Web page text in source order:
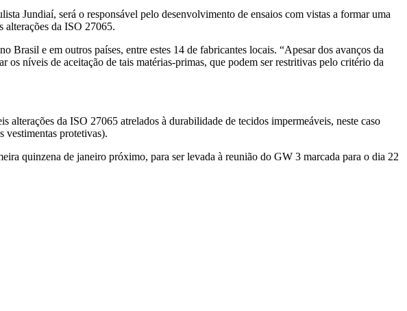
Jundiaí, será o responsável pelo desenvolvimento de ensaios com vistas a formar uma
alterações da ISO 27065.
e em outros países, entre estes 14 de fabricantes locais. “Apesar dos avanços da
níveis de aceitação de tais matérias-primas, que podem ser restritivas pelo critério da
da ISO 27065 atrelados à durabilidade de tecidos impermeáveis, neste caso
vestimentas protetivas).
quinzena de janeiro próximo, para ser levada à reunião do GW 3 marcada para o dia 22